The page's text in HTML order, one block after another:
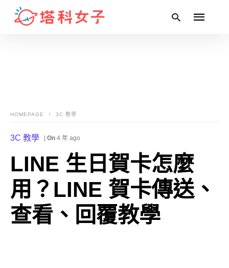
HOMEPAGE 3C 教學
3C 教學 | On 4 年 ago
LINE 生日賀卡怎麼
用？LINE 賀卡傳送、
查看、回覆教學